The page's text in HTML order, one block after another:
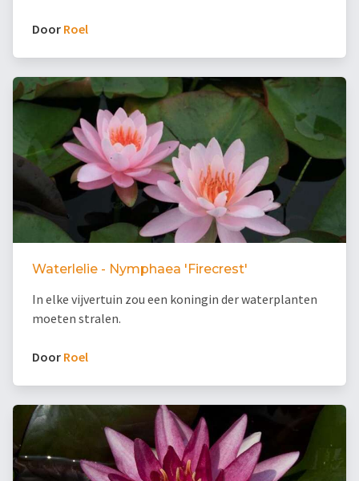
Door Roel
Waterlelie - Nymphaea 'Firecrest'
In elke vijvertuin zou een koningin der waterplanten
moeten stralen.
Door Roel